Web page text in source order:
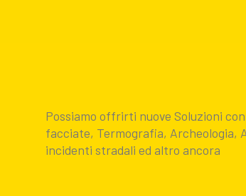
Possiamo offrirti nuove Soluzioni
facciate, Termografia, Archeologia,
incidenti stradali ed altro ancora